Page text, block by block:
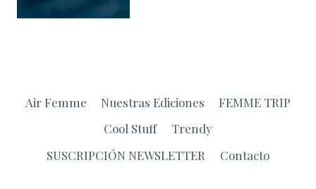
Air Femme Nuestras Ediciones
FEMME TRIP
Cool Stuff
Trendy
SUSCRIPCIÓN NEWSLETTER
Contacto